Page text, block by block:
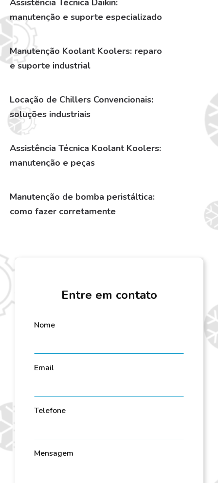
Assistência Técnica Daikin:
manutenção e suporte especializado
Manutenção Koolant Koolers: reparo
e suporte industrial
Locação de Chillers Convencionais:
soluções industriais
Assistência Técnica Koolant Koolers:
manutenção e peças
Manutenção de bomba peristáltica:
como fazer corretamente
Entre em contato
Nome
Email
Telefone
Mensagem